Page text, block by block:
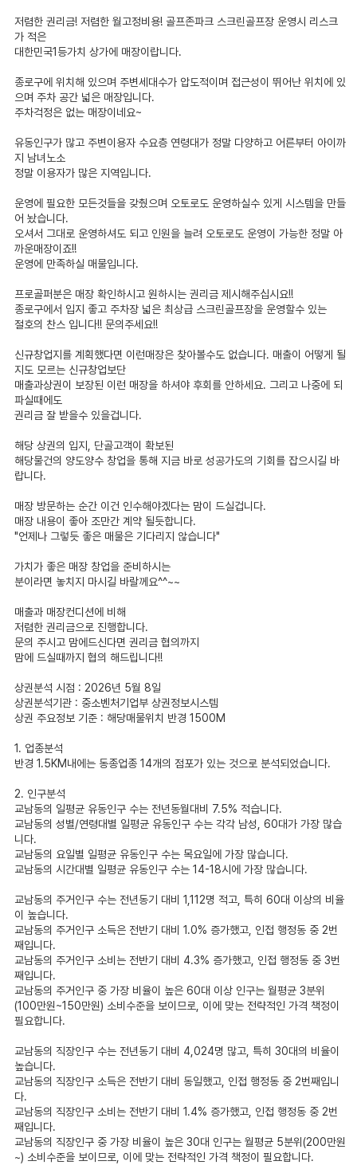
저렴한 권리금! 저렴한 월고정비용! 골프존파크 스크린골프장 운영시 리스크
가 적은
대한민국1등가치 상가에 매장이랍니다.
종로구에 위치해 있으며 주변세대수가 압도적이며 접근성이 뛰어난 위치에 있
으며 주차 공간 넓은 매장입니다.
주차걱정은 없는 매장이네요~
유동인구가 많고 주변이용자 수요층 연령대가 정말 다양하고 어른부터 아이까
지 남녀노소
정말 이용자가 많은 지역입니다.
운영에 필요한 모든것들을 갖췄으며 오토로도 운영하실수 있게 시스템을 만들
어 놨습니다.
오셔서 그대로 운영하셔도 되고 인원을 늘려 오토로도 운영이 가능한 정말 아
까운매장이죠!!
운영에 만족하실 매물입니다.
프로골퍼분은 매장 확인하시고 원하시는 권리금 제시해주십시요!!
종로구에서 입지 좋고 주차장 넓은 최상급 스크린골프장을 운영할수 있는
절호의 찬스 입니다!! 문의주세요!!
신규창업지를 계획했다면 이런매장은 찾아볼수도 없습니다. 매출이 어떻게 될
지도 모르는 신규창업보단
매출과상권이 보장된 이런 매장을 하셔야 후회를 안하세요. 그리고 나중에 되
파실때에도
권리금 잘 받을수 있을겁니다.
해당 상권의 입지, 단골고객이 확보된
해당물건의 양도양수 창업을 통해 지금 바로 성공가도의 기회를 잡으시길 바
랍니다.
매장 방문하는 순간 이건 인수해야겠다는 맘이 드실겁니다.
매장 내용이 좋아 조만간 계약 될듯합니다.
"언제나 그렇듯 좋은 매물은 기다리지 않습니다"
가치가 좋은 매장 창업을 준비하시는
분이라면 놓치지 마시길 바랄께요^^~~
매출과 매장컨디션에 비해
저렴한 권리금으로 진행합니다.
문의 주시고 맘에드신다면 권리금 협의까지
맘에 드실때까지 협의 해드립니다!!
상권분석 시점 : 2026년 5월 8일
상권분석기관 : 중소벤처기업부 상권정보시스템
상권 주요정보 기준 : 해당매물위치 반경 1500M
1. 업종분석
반경 1.5KM내에는 동종업종 14개의 점포가 있는 것으로 분석되었습니다.
2. 인구분석
교남동의 일평균 유동인구 수는 전년동월대비 7.5% 적습니다.
교남동의 성별/연령대별 일평균 유동인구 수는 각각 남성, 60대가 가장 많습
니다.
교남동의 요일별 일평균 유동인구 수는 목요일에 가장 많습니다.
교남동의 시간대별 일평균 유동인구 수는 14-18시에 가장 많습니다.
교남동의 주거인구 수는 전년동기 대비 1,112명 적고, 특히 60대 이상의 비율
이 높습니다.
교남동의 주거인구 소득은 전반기 대비 1.0% 증가했고, 인접 행정동 중 2번
째입니다.
교남동의 주거인구 소비는 전반기 대비 4.3% 증가했고, 인접 행정동 중 3번
째입니다.
교남동의 주거인구 중 가장 비율이 높은 60대 이상 인구는 월평균 3분위
(100만원~150만원) 소비수준을 보이므로, 이에 맞는 전략적인 가격 책정이
필요합니다.
교남동의 직장인구 수는 전년동기 대비 4,024명 많고, 특히 30대의 비율이
높습니다.
교남동의 직장인구 소득은 전반기 대비 동일했고, 인접 행정동 중 2번째입니
다.
교남동의 직장인구 소비는 전반기 대비 1.4% 증가했고, 인접 행정동 중 2번
째입니다.
교남동의 직장인구 중 가장 비율이 높은 30대 인구는 월평균 5분위(200만원
~) 소비수준을 보이므로, 이에 맞는 전략적인 가격 책정이 필요합니다.